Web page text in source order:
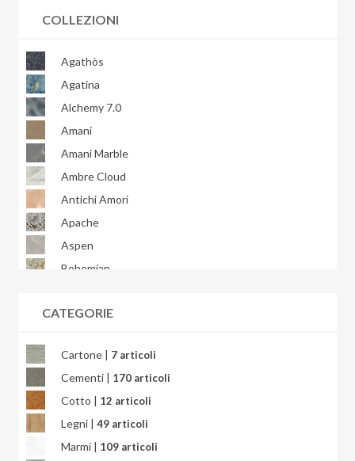
COLLEZIONI
Agathòs
Agatina
Alchemy 7.0
Amani
Amani Marble
Ambre Cloud
Antichi Amori
Apache
Aspen
Bohemian
Brera
Bright Precious
Calacatta
Calacatta Africa
Calacatta Gold
Calacatta Oceanic
CATEGORIE
Cartone | 7 articoli
Cementi | 170 articoli
Cotto | 12 articoli
Legni |49 articoli
Marmi | 109 articoli